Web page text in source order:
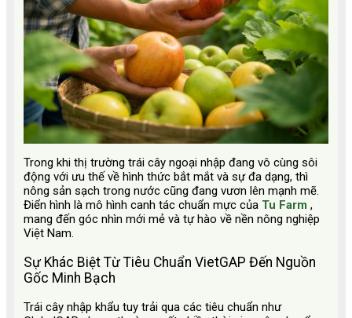
Trong khi thị trường trái cây ngoại nhập đang vô cùng sôi
động với ưu thế về hình thức bắt mắt và sự đa dạng, thì
nông sản sạch trong nước cũng đang vươn lên mạnh mẽ.
Điển hình là mô hình canh tác chuẩn mực của Tu Farm ,
mang đến góc nhìn mới mẻ và tự hào về nền nông nghiệp
Việt Nam.
Sự Khác Biệt Từ Tiêu Chuẩn VietGAP Đến Nguồn
Gốc Minh Bạch
Trái cây nhập khẩu tuy trải qua các tiêu chuẩn như